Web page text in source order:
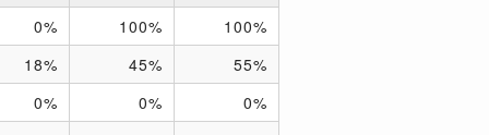
0%
100%
100%
18%
45%
55%
0%
0%
0%